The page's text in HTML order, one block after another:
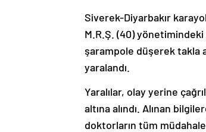
Siverek-Diyarbakır
M.R.Ş. (40)
şarampole düşerek takla
yaralandı.
Yaralılar, olay yerine
altına alındı. Alınan
doktorların tüm